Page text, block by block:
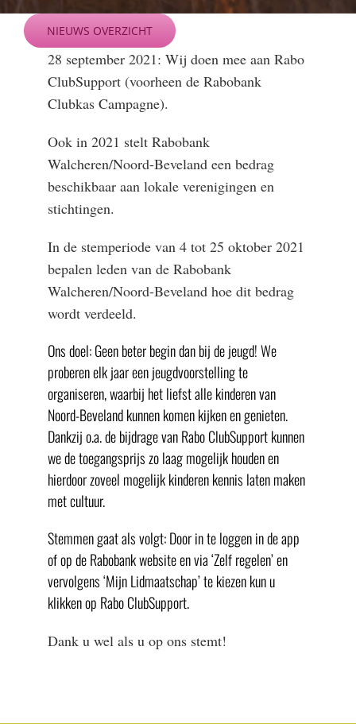
NIEUWS OVERZICHT
28 september 2021: Wij doen mee aan Rabo
ClubSupport (voorheen de Rabobank
Clubkas Campagne).
Ook in 2021 stelt Rabobank
Walcheren/Noord-Beveland een bedrag
beschikbaar aan lokale verenigingen en
stichtingen.
In de stemperiode van4 tot 25 oktober 2021
bepalen leden van de Rabobank
Walcheren/Noord-Beveland hoe dit bedrag
wordt verdeeld.
Ons doel: Geen beter begin dan bij de jeugd! We
proberen elk jaar een jeugdvoorstelling te
organiseren, waarbij het liefst alle kinderen van
Noord-Beveland kunnen komen kijken en genieten.
Dankzij o.a. de bijdrage van Rabo ClubSupport kunnen
we de toegangsprijs zo laag mogelijk houden en
hierdoor zoveel mogelijk kinderen kennis laten maken
met cultuur.
Stemmen gaat als volgt: Door in te loggen in de app
of op de Rabobank website en via ‘Zelf regelen’ en
vervolgens ‘Mijn Lidmaatschap’ te kiezen kun u
klikken op Rabo ClubSupport.
Dank u wel als u op ons stemt!